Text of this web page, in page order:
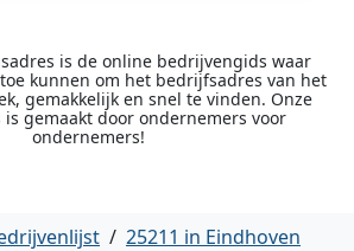
is de online bedrijvengids waar
kunnen om het bedrijfsadres van het
gemakkelijk en snel te vinden. Onze
gemaakt door ondernemers voor
ondernemers!
/ 25211 in Eindhoven